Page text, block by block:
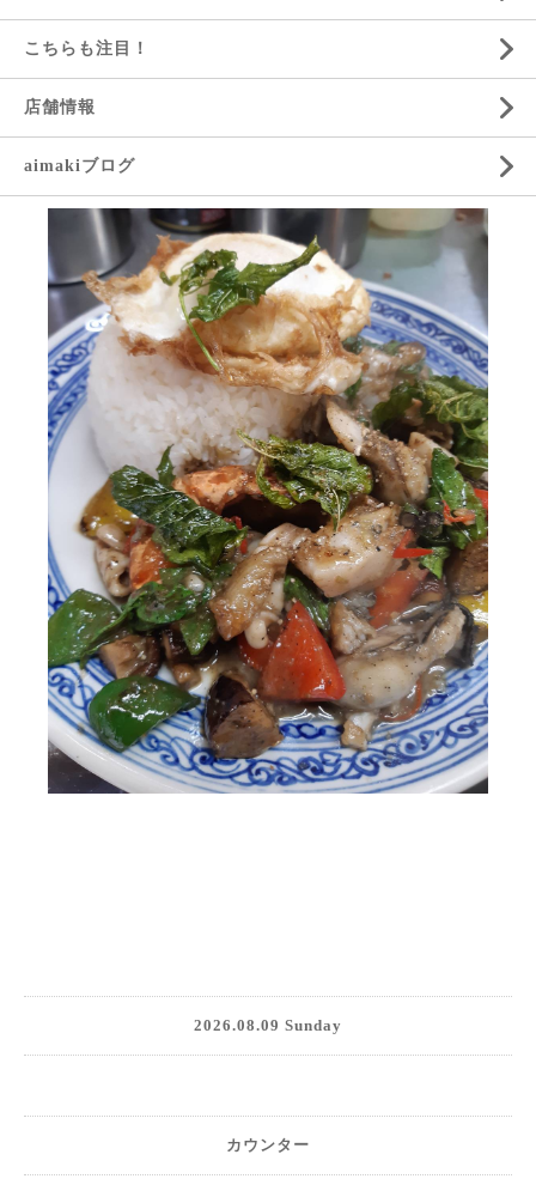
こちらも注目！
店舗情報
aimakiブログ
2026.08.09 Sunday
カウンター